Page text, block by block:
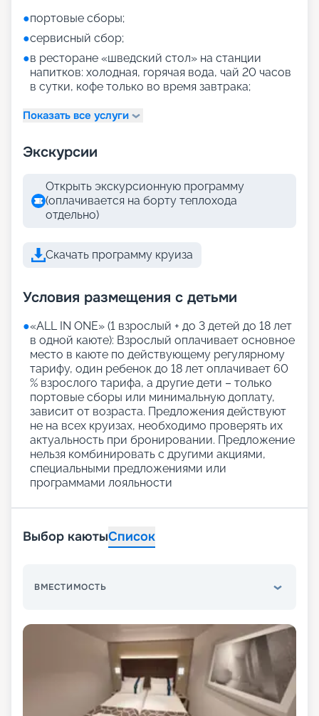
●портовые сборы;
●сервисный сбор;
●в ресторане «шведский стол» на станции
напитков: холодная, горячая вода, чай 20 часов
в сутки, кофе только во время завтрака;
Показать все услуги
Экскурсии
Открыть экскурсионную программу
(оплачивается на борту теплохода
отдельно)
Скачать программу круиза
Условия размещения с детьми
●«АLL IN ONE» (1 взрослый + до 3 детей до 18 лет
в одной каюте): Взрослый оплачивает основное
место в каюте по действующему регулярному
тарифу, один ребенок до 18 лет оплачивает 60
% взрослого тарифа, а другие дети – только
портовые сборы или минимальную доплату,
зависит от возраста. Предложения действуют
не на всех круизах, необходимо проверять их
актуальность при бронировании. Предложение
нельзя комбинировать с другими акциями,
специальными предложениями или
программами лояльности
Выбор каютыСписок
ВМЕСТИМОСТЬ